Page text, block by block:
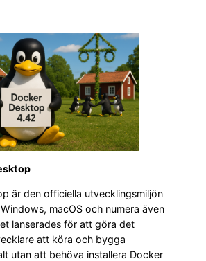
är den officiella utvecklingsmiljön
macOS och numera även
lanserades för att göra det
att köra och bygga
utan att behöva installera Docker